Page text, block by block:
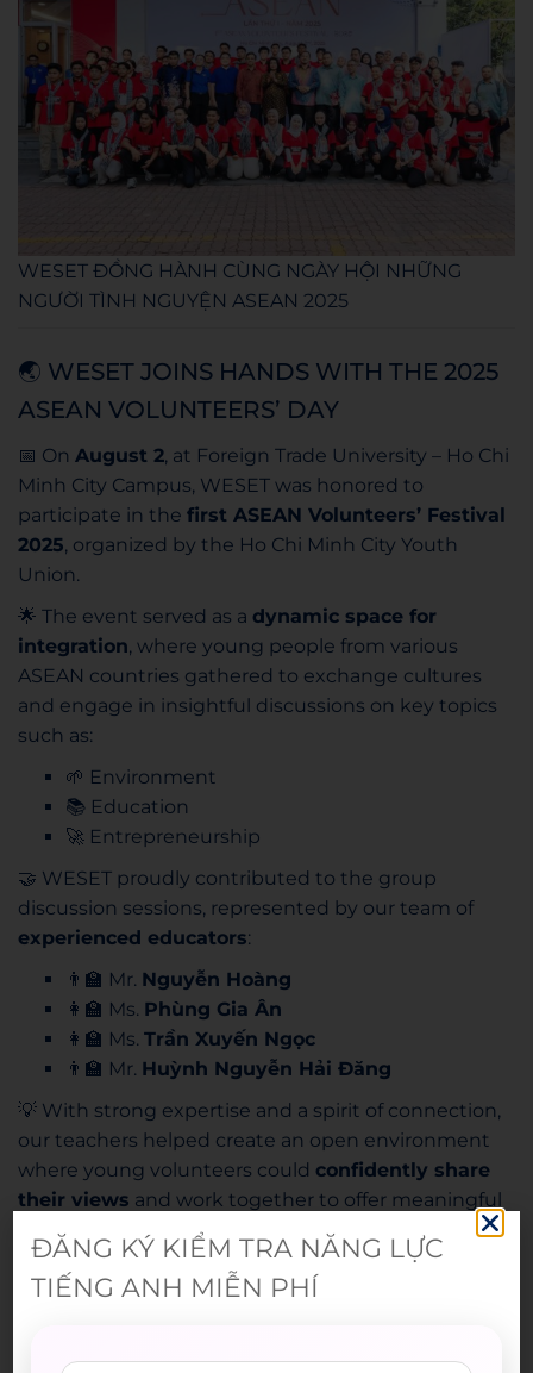
WESET ĐỒNG HÀNH CÙNG NGÀY HỘI NHỮNG
NGƯỜI TÌNH NGUYỆN ASEAN 2025
🌏 WESET JOINS HANDS WITH THE 2025
ASEAN VOLUNTEERS’ DAY
📅 On August 2, at Foreign Trade University – Ho Chi
Minh City Campus, WESET was honored to
participate in the first ASEAN Volunteers’ Festival
2025, organized by the Ho Chi Minh City Youth
Union.
🌟 The event served as a dynamic space for
integration, where young people from various
ASEAN countries gathered to exchange cultures
and engage in insightful discussions on key topics
such as:
🌱 Environment
📚 Education
🚀 Entrepreneurship
🤝 WESET proudly contributed to the group
discussion sessions, represented by our team of
experienced educators:
👨‍🏫 Mr. Nguyễn Hoàng
👩‍🏫 Ms. Phùng Gia Ân
👩‍🏫 Ms. Trần Xuyến Ngọc
👨‍🏫 Mr. Huỳnh Nguyễn Hải Đăng
💡 With strong expertise and a spirit of connection,
our teachers helped create an open environment
where young volunteers could confidently share
their views and work together to offer meaningful
solutions for the community.
🌏 As the event concluded, not only Vietnamese
participants but also international students from
memorable experiences ofunity and cultural
ĐĂNG KÝ KIỂM TRA NĂNG LỰC
TIẾNG ANH MIỄN PHÍ